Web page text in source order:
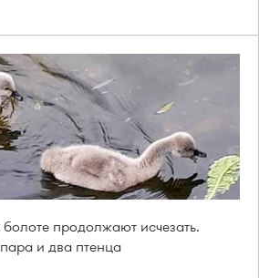
продолжают исчезать.
и два птенца